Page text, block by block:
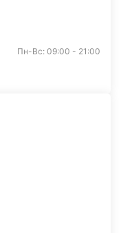
Пн-Вс: 09:00 - 21:00